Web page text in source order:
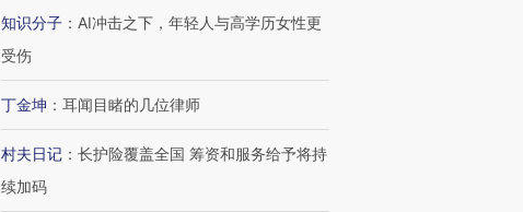
知识分子 ： AI冲击之下，年轻人与高学历女性更
受伤
丁金坤 ： 耳闻目睹的几位律师
村夫日记 ： 长护险覆盖全国 筹资和服务给予将持
续加码